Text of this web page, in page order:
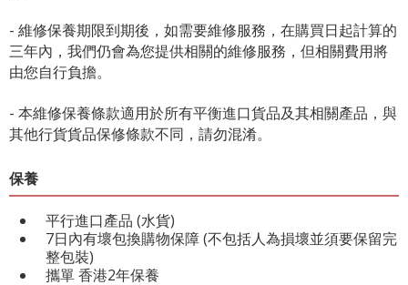
- 維修保養期限到期後，如需要維修服務，在購買日起計算的
三年內，我們仍會為您提供相關的維修服務，但相關費用將
由您自行負擔。
- 本維修保養條款適用於所有平衡進口貨品及其相關產品，與
其他行貨貨品保修條款不同，請勿混淆。
保養
平行進口產品 (水貨)
7日內有壞包換購物保障 (不包括人為損壞並須要保留完
整包裝)
攜單 香港2年保養